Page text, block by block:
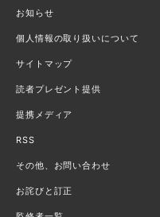
お知らせ
個人情報の取り扱いについて
サイトマップ
読者プレゼント提供
提携メディア
RSS
その他、お問い合わせ
お詫びと訂正